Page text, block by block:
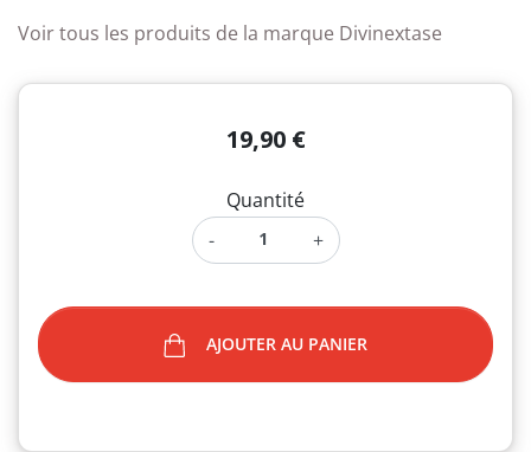
Voir tous les produits de la marque Divinextase
19,90 €
Quantité
-
+
AJOUTER AU PANIER